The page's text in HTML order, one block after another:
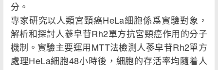
分。
專家研究以人類宮頸癌HeLa細胞係爲實驗對象，
解析和探討人蔘皁苷Rh2單方抗宮頸癌作用的分子
機制。實驗主要運用MTT法檢測人蔘皁苷Rh2單方
處理HeLa細胞48小時後，細胞的存活率均隨着人